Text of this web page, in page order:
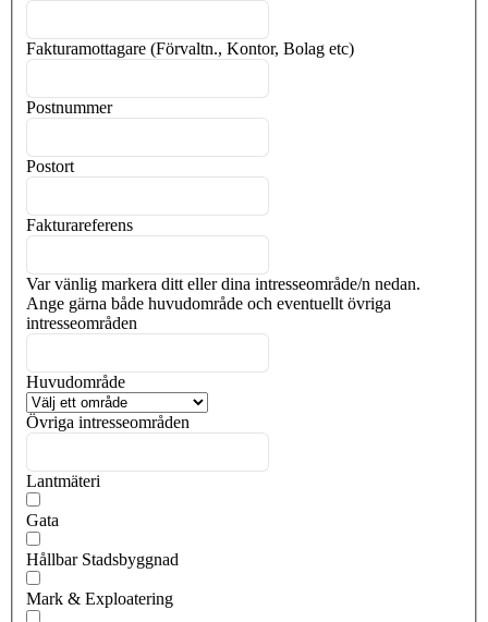
Fakturamottagare (Förvaltn., Kontor, Bolag etc)
Postnummer
Postort
Fakturareferens
Var vänlig markera ditt eller dina intresseområde/n nedan.
Ange gärna både huvudområde och eventuellt övriga
intresseområden
Huvudområde
Övriga intresseområden
Lantmäteri
Gata
Hållbar Stadsbyggnad
Mark & Exploatering